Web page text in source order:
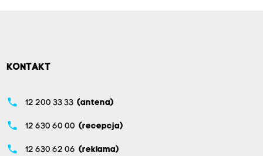
KONTAKT
phone 12 200 33 33 (antena)
phone 12 630 60 00 (recepcja)
phone 12 630 62 06 (reklama)